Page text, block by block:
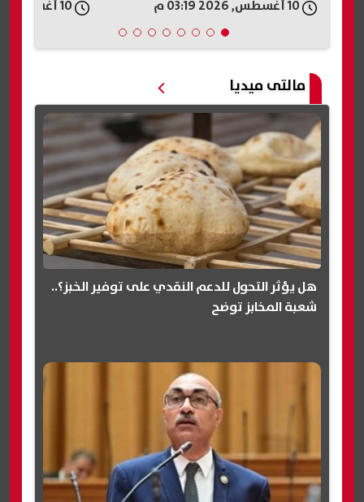
مالتى ميديا
هل يؤثر التحول للدعم النقدي على توفير الخبز؟..
شعبة المخابز توضح